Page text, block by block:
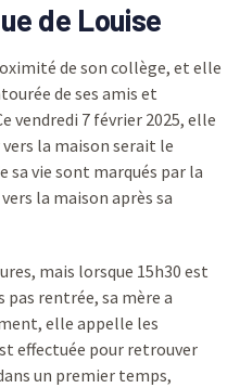
de Louise
de son collège, et elle
de ses amis et
vendredi 7 février 2025, elle
la maison serait le
sa vie sont marqués par la
la maison après sa
mais lorsque 15h30 est
pas rentrée, sa mère a
elle appelle les
effectuée pour retrouver
un premier temps,